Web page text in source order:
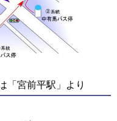
「宮前平駅」より